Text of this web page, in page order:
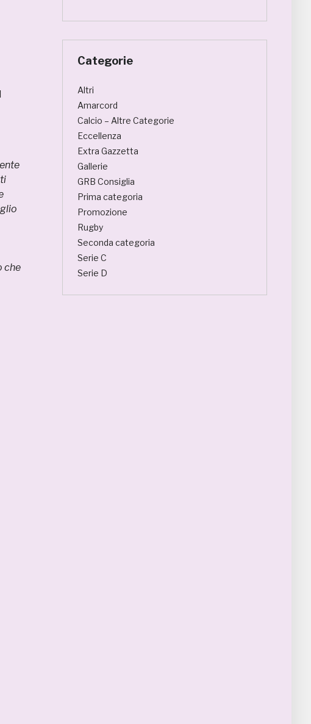
che
Categorie
Altri
Amarcord
Calcio – Altre Categorie
Eccellenza
Extra Gazzetta
Gallerie
GRB Consiglia
Prima categoria
Promozione
Rugby
Seconda categoria
Serie C
Serie D